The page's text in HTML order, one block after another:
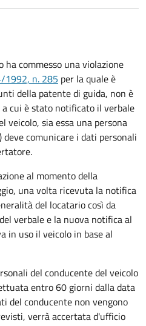
ha commesso una violazione
1992, n. 285 per la quale è
della patente di guida, non è
cui è stato notificato il verbale
veicolo, sia essa una persona
comunicare i dati personali
al momento della
una volta ricevuta la notifica
del locatario così da
verbale e la nuova notifica al
in uso il veicolo in base al
del conducente del veicolo
entro 60 giorni dalla data
del conducente non vengono
verrà accertata d'ufficio